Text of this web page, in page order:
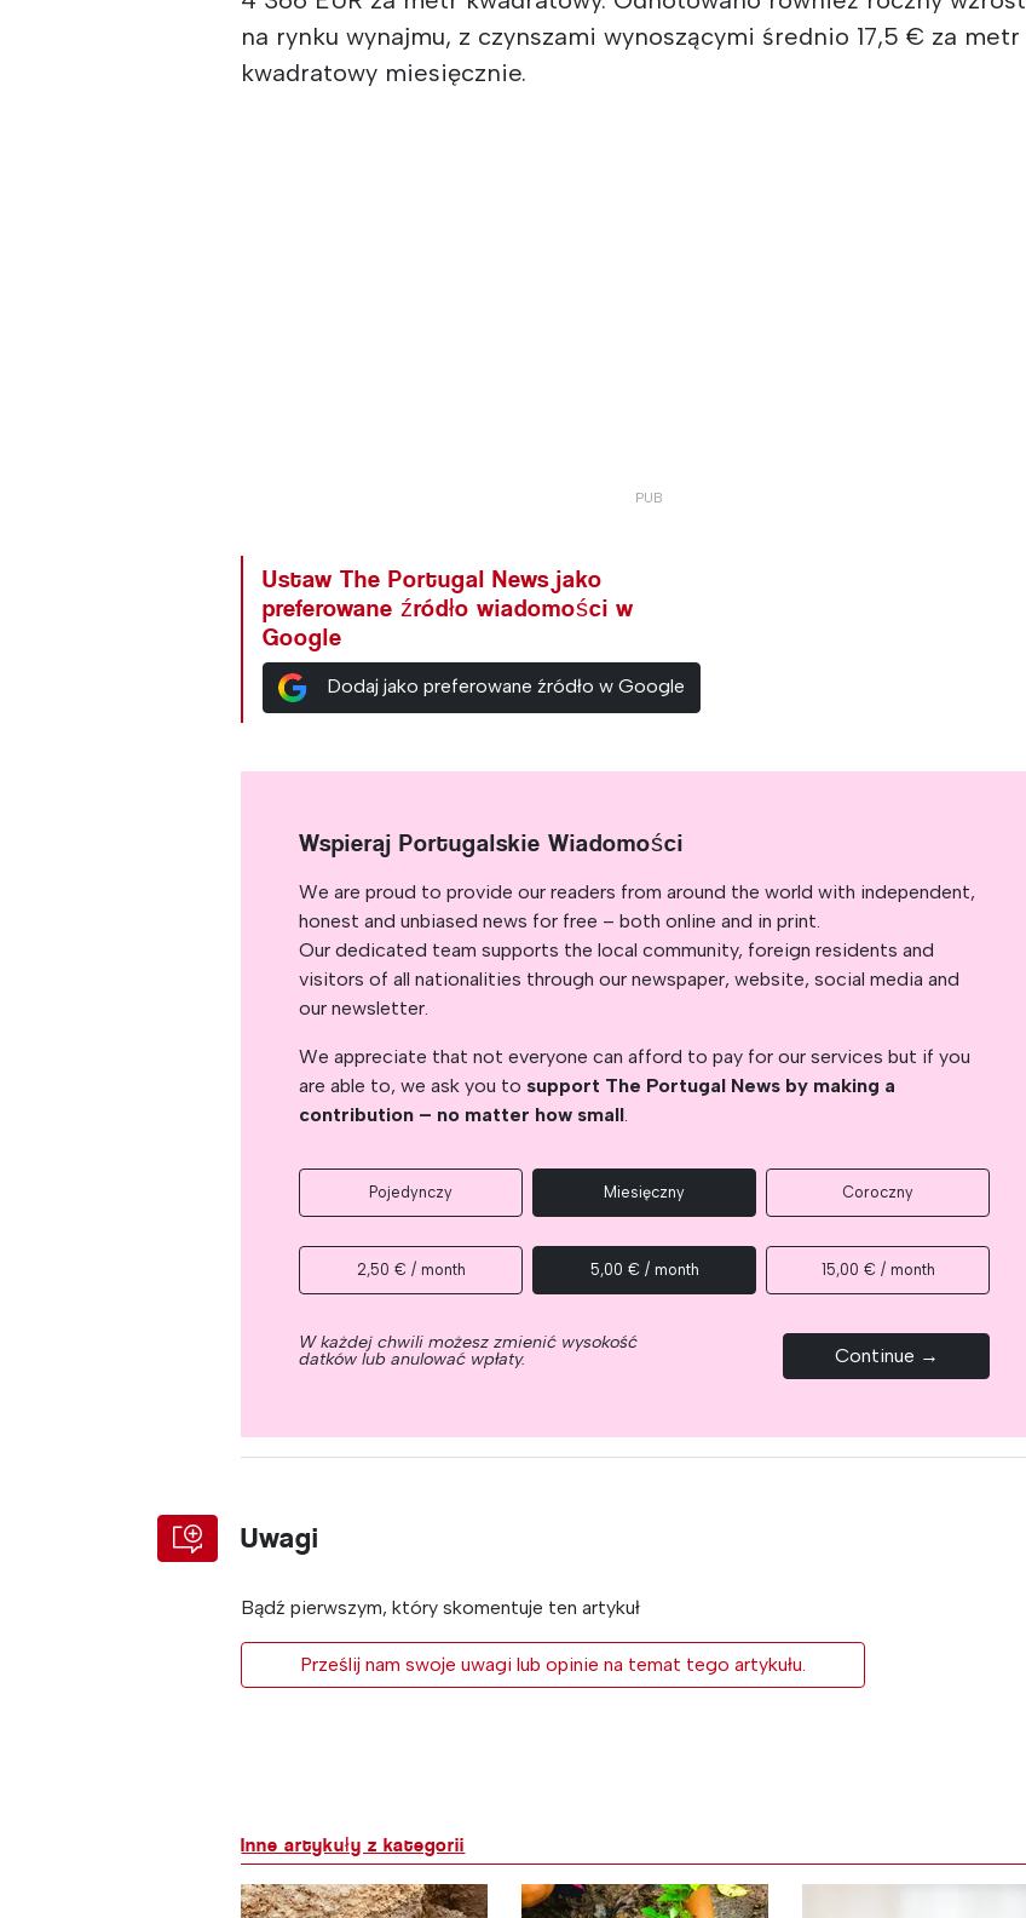
na rynku wynajmu, z czynszami wynoszącymi średnio 17,5 € za metr
kwadratowy miesięcznie.
Ustaw The Portugal News jako
preferowane źródło wiadomości w
Google
Dodaj jako preferowane źródło w Google
Wspieraj Portugalskie Wiadomości
We are proud to provide our readers from around the world with independent,
honest and unbiased news for free – both online and in print.
Our dedicated team supports the local community, foreign residents and
visitors of all nationalities through our newspaper, website, social media and
our newsletter.
We appreciate that not everyone can afford to pay for our services but if you
are able to, we ask you to support The Portugal News by making a
contribution – no matter how small.
Pojedynczy Miesięczny Coroczny
2,50 € / month 5,00 € / month 15,00 € / month
W każdej chwili możesz zmienić wysokość
datków lub anulować wpłaty. Continue →
Uwagi
Bądź pierwszym, który skomentuje ten artykuł
Prześlij nam swoje uwagi lub opinie na temat tego artykułu.
Inne artykuły z kategorii